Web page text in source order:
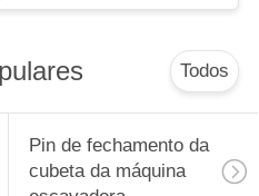
Todos
Pin de fechamento da
cubeta da máquina